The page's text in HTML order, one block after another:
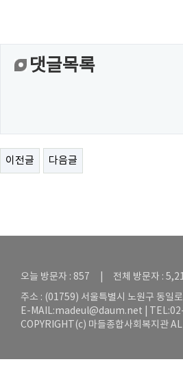
댓글목록
이전글 다음글
오늘 방문자 : 857 | 전체 방문자 :
주소 : (01759) 서울특별시 노원구 동일
E-MAIL:madeul@daum.net |
COPYRIGHT(c) 마들종합사회복지관